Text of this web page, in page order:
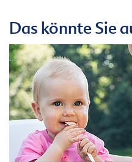
Das könnte Sie